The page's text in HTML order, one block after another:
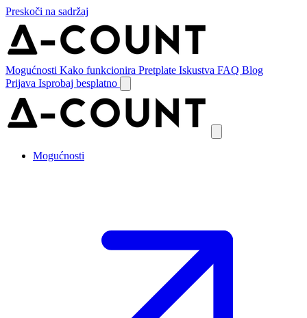
Preskoči na sadržaj
Mogućnosti Kako funkcionira Pretplate Iskustva FAQ Blog
Prijava Isprobaj besplatno
Mogućnosti